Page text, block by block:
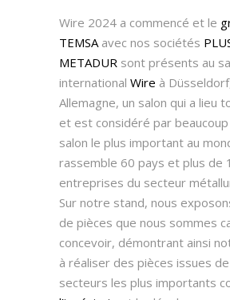
Wire 2024 a commencé et le
TEMSA avec nos sociétés
METADUR sont présents au
international Wire à
Allemagne, un salon qui a lieu
et est considéré par
salon le plus important au
rassemble 60 pays et plus de
entreprises du secteur
Sur notre stand, nous
de pièces que nous sommes
concevoir, démontrant ainsi
à réaliser des pièces issues
secteurs les plus importants